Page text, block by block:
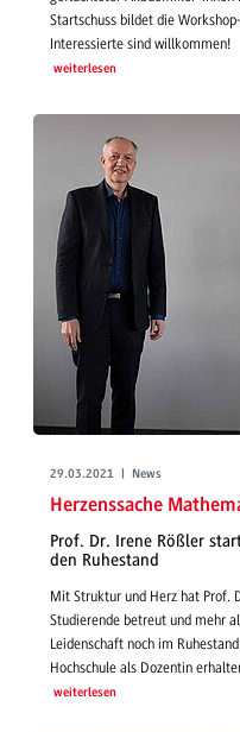
Startschuss bildet die
Interessierte sind willkommen!
weiterlesen
29.03.2021 | News
Herzenssache
Prof. Dr. Irene Rößler
den Ruhestand
Mit Struktur und Herz hat Prof.
Studierende betreut und mehr
Leidenschaft noch im
Hochschule als Dozentin
weiterlesen